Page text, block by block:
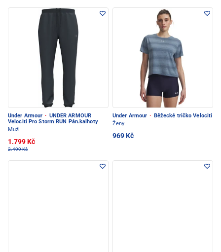
Under Armour · UNDER ARMOUR
Velociti Pro Storm RUN Pán.kalhoty
Muži
1.799 Kč
2.499 Kč
Under Armour ·
Běžecké tričko Velociti
Ženy
969 Kč